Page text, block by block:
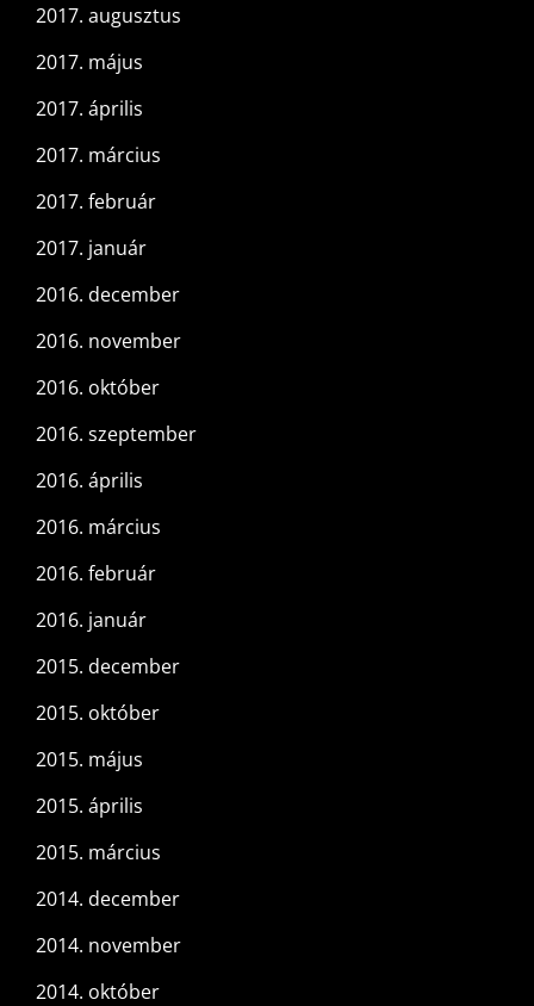
2017. augusztus
2017. május
2017. április
2017. március
2017. február
2017. január
2016. december
2016. november
2016. október
2016. szeptember
2016. április
2016. március
2016. február
2016. január
2015. december
2015. október
2015. május
2015. április
2015. március
2014. december
2014. november
2014. október